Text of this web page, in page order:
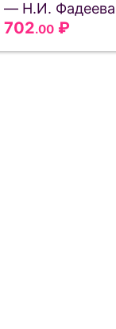
— Н.И. Фадеева
702.00₽